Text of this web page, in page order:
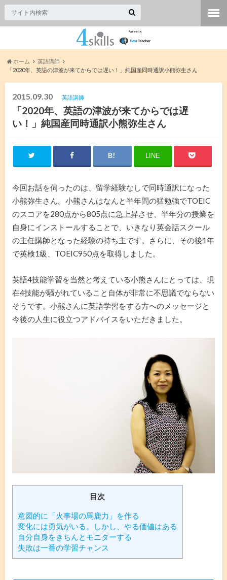
ホーム
英語講師
「2020年、英語の津波が来てからでは遅い！」純国産同時通訳小熊弥生さん
2015.09.30 英語講師
「2020年、英語の津波が来てからでは遅
い！」純国産同時通訳小熊弥生さん
LINE
今回お話を伺ったのは、留学経験なしで同時通訳になった
小熊弥生さん。小熊さんはなんと半年間の猛勉強でTOEIC
のスコアを280点から805点に急上昇させ、半年分の授業を
自身にインストールすることで、いきなり英会話スクール
の主任講師となった経験の持ち主です。さらに、その後1年
で英検1級、TOEIC950点を取得しました。
英語4技能学習を当然と考えている小熊さんにとっては、現
在4技能が騒がれていること自体が非常に不思議でならない
そうです。小熊さんに英語学習をする方へのメッセージと
今後の人生に役立つアドバイスをいただきました。
目次
意図的に「火事場の馬鹿力」を作る
変化には勇気がいる。しかし、やる価値はある
自分自身をきちんとモニターする
失敗は一番の学習チャンス